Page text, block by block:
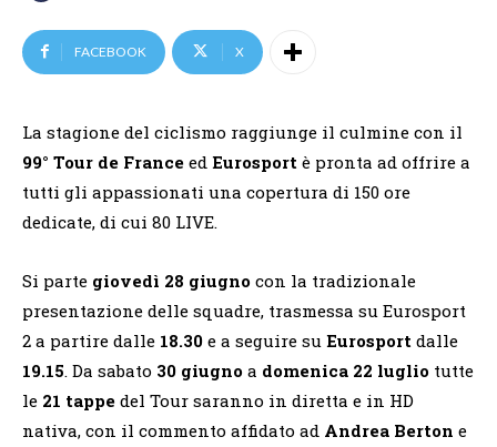
FACEBOOK X
La stagione del ciclismo raggiunge il culmine con il
99° Tour de France ed Eurosport è pronta ad offrire a
tutti gli appassionati una copertura di 150 ore
dedicate, di cui 80 LIVE.
Si parte giovedì 28 giugno con la tradizionale
presentazione delle squadre, trasmessa su Eurosport
2 a partire dalle 18.30 e a seguire su Eurosport dalle
19.15. Da sabato 30 giugno a domenica 22 luglio tutte
le 21 tappe del Tour saranno in diretta e in HD
nativa, con il commento affidato ad Andrea Berton e